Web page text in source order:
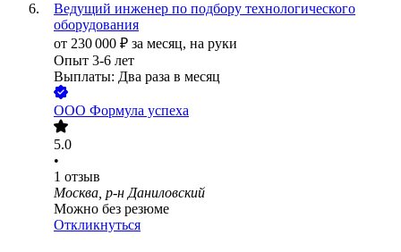
Ведущий инженер по подбору технологического
оборудования
от 230 000 ₽ за месяц, на руки
Опыт 3-6 лет
Выплаты: Два раза в месяц
ООО Формула успеха
5.0
•
1 отзыв
Москва, р-н Даниловский
Можно без резюме
Откликнуться